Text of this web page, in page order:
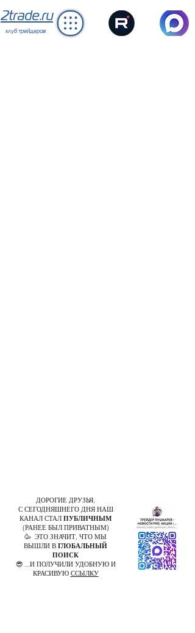
2trade.ru
клуб трейдеров
ДОРОГИЕ ДРУЗЬЯ,
С СЕГОДНЯШНЕГО ДНЯ НАШ
КАНАЛ СТАЛ ПУБЛИЧНЫМ
(РАНЕЕ БЫЛ ПРИВАТНЫМ)
🥳 ЭТО ЗНАЧИТ, ЧТО МЫ
ВЫШЛИ В ГЛОБАЛЬНЫЙ
ПОИСК
😎 ...И ПОЛУЧИЛИ УДОБНУЮ И
КРАСИВУЮ ССЫЛКУ